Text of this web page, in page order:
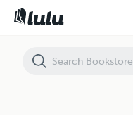
Réforme du système éducatif